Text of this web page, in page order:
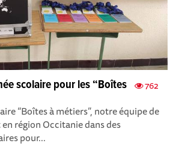
762
scolaire pour les “Boîtes
“Boîtes à métiers”, notre équipe de
région Occitanie dans des
pour...